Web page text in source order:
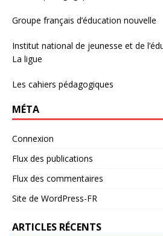
Groupe français d’éducation nouvelle
Institut national de jeunesse et de
La ligue
Les cahiers pédagogiques
MÉTA
Connexion
Flux des publications
Flux des commentaires
Site de WordPress-FR
ARTICLES RÉCENTS